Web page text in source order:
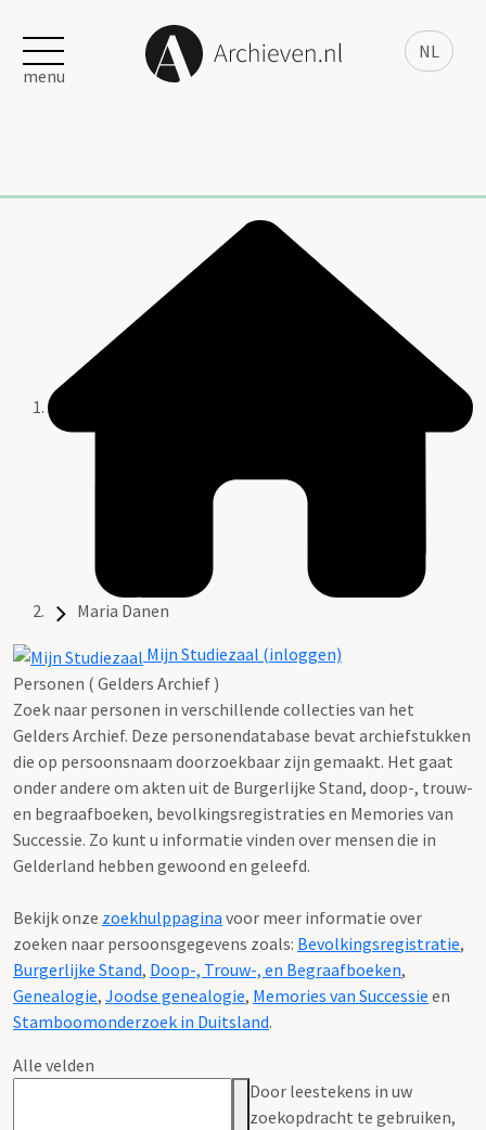
NL
menu
Maria Danen
Mijn Studiezaal (inloggen)
Personen ( Gelders Archief )
Zoek naar personen in verschillende collecties van het
Gelders Archief. Deze personendatabase bevat archiefstukken
die op persoonsnaam doorzoekbaar zijn gemaakt. Het gaat
onder andere om akten uit de Burgerlijke Stand, doop-, trouw-
en begraafboeken, bevolkingsregistraties en Memories van
Successie. Zo kunt u informatie vinden over mensen die in
Gelderland hebben gewoond en geleefd.
Bekijk onze zoekhulppagina voor meer informatie over
zoeken naar persoonsgegevens zoals: Bevolkingsregistratie,
Burgerlijke Stand, Doop-, Trouw-, en Begraafboeken,
Genealogie, Joodse genealogie, Memories van Successie en
Stamboomonderzoek in Duitsland.
Alle velden
Door leestekens in uw
zoekopdracht te gebruiken,